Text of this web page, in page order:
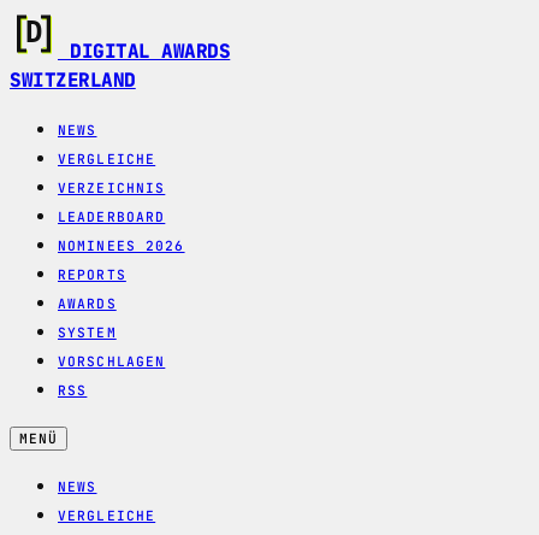
DIGITAL AWARDS
SWITZERLAND
NEWS
VERGLEICHE
VERZEICHNIS
LEADERBOARD
NOMINEES 2026
REPORTS
AWARDS
SYSTEM
VORSCHLAGEN
RSS
MENÜ
NEWS
VERGLEICHE